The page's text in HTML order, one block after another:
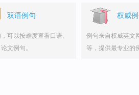
双语例句
可以按难度查看口语、
文例句。
权威
例句来自权威英文
等，提供最专业的